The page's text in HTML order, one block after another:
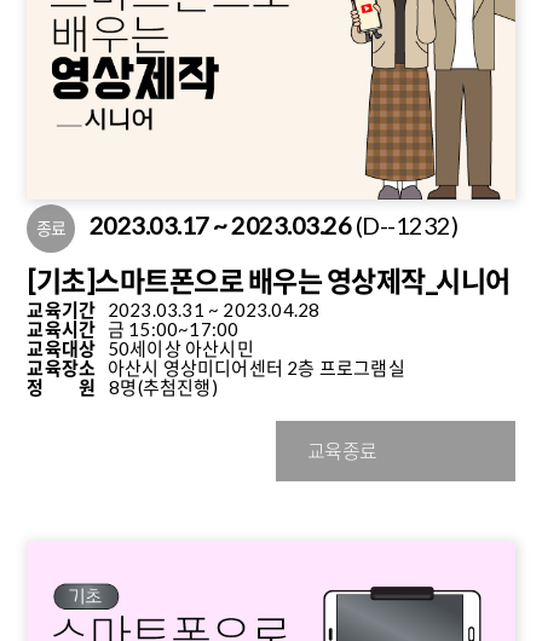
종료 2023.03.17 ~ 2023.03.26(D--1232)
[기초]스마트폰으로 배우는 영상제작_시니어
교육기간 2023.03.31 ~ 2023.04.28
교육시간 금 15:00~17:00
교육대상 50세이상 아산시민
교육장소 아산시 영상미디어센터 2층 프로그램실
정 원
8명(추첨진행)
교육종료